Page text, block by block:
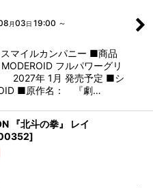
月03日 19:00 ～
マイルカンパニー ■商品
フルパワーグリ
2027年 1月 発売予定 ■シ
■原作名： 『劇…
『北斗の拳』 レイ
]